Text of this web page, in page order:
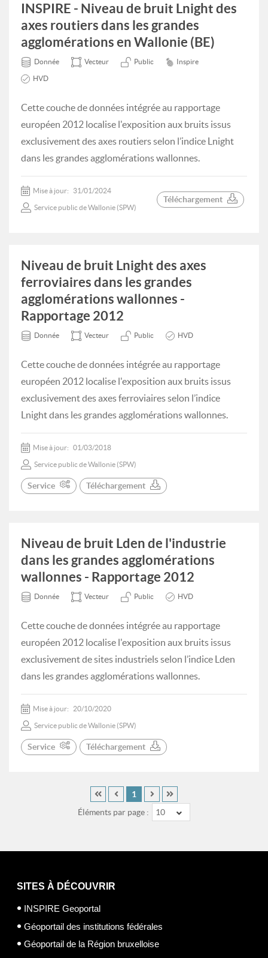
INSPIRE - Niveau de bruit Lnight des
axes routiers dans les grandes
agglomérations en Wallonie (BE)
Donnée Vecteur Public Inspire
HVD
Cette couche de données intégrée au rapportage
européen 2012 localise l'exposition aux bruits issus
exclusivement des axes routiers selon l’indice Lnight
dans les grandes agglomérations wallonnes.
Mise à jour: 31/01/2024
Service public de Wallonie (SPW)
Téléchargement
Niveau de bruit Lnight des axes
ferroviaires dans les grandes
agglomérations wallonnes -
Rapportage 2012
Donnée Vecteur Public HVD
Cette couche de données intégrée au rapportage
européen 2012 localise l'exposition aux bruits issus
exclusivement des axes ferroviaires selon l’indice
Lnight dans les grandes agglomérations wallonnes.
Mise à jour: 01/03/2018
Service public de Wallonie (SPW)
Service Téléchargement
Niveau de bruit Lden de l'industrie
dans les grandes agglomérations
wallonnes - Rapportage 2012
Donnée Vecteur Public HVD
Cette couche de données intégrée au rapportage
européen 2012 localise l'exposition aux bruits issus
exclusivement de sites industriels selon l’indice Lden
dans les grandes agglomérations wallonnes.
Mise à jour: 20/10/2020
Service public de Wallonie (SPW)
Service Téléchargement
Éléments par page : 10
1
SITES À DÉCOUVRIR
INSPIRE Geoportal
Géoportail des institutions fédérales
Géoportail de la Région bruxelloise